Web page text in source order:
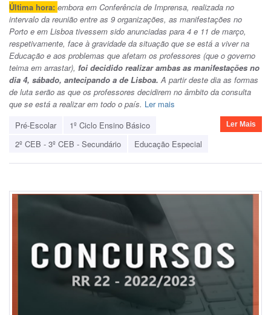
Última hora: embora em Conferência de Imprensa, realizada no
intervalo da reunião entre as 9 organizações, as manifestações no
Porto e em Lisboa tivessem sido anunciadas para 4 e 11 de março,
respetivamente, face à gravidade da situação que se está a viver na
Educação e aos problemas que afetam os professores (que o governo
teima em arrastar), foi decidido realizar ambas as manifestações no
dia 4, sábado, antecipando a de Lisboa.A partir deste dia as formas
de luta serão as que os professores decidirem no âmbito da consulta
que se está a realizar em todo o país. Ler mais
Pré-Escolar
1º Ciclo Ensino Básico
2º CEB - 3º CEB - Secundário
Educação Especial
Ler Mais